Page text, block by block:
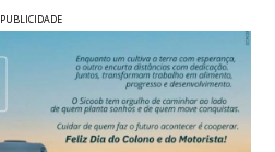
PUBLICIDADE